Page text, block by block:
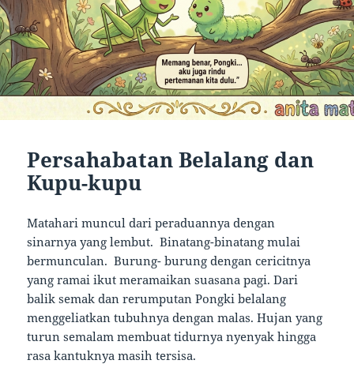
Persahabatan Belalang dan
Kupu-kupu
Matahari muncul dari peraduannya dengan
sinarnya yang lembut. Binatang-binatang mulai
bermunculan. Burung- burung dengan cericitnya
yang ramai ikut meramaikan suasana pagi. Dari
balik semak dan rerumputan Pongki belalang
menggeliatkan tubuhnya dengan malas. Hujan yang
turun semalam membuat tidurnya nyenyak hingga
rasa kantuknya masih tersisa.